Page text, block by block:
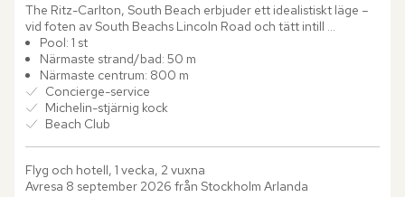
The Ritz-Carlton, South Beach erbjuder ett idealistiskt läge –
vid foten av South Beachs Lincoln Road och tätt intill
Atlantens glittrande blåa hav. Hotellet är ursprungligen...
Pool: 1 st
Närmaste strand/bad: 50 m
Närmaste centrum: 800 m
Concierge-service
Michelin-stjärnig kock
Beach Club
Flyg och hotell, 1 vecka, 2 vuxna
Avresa 8 september 2026 från Stockholm Arlanda